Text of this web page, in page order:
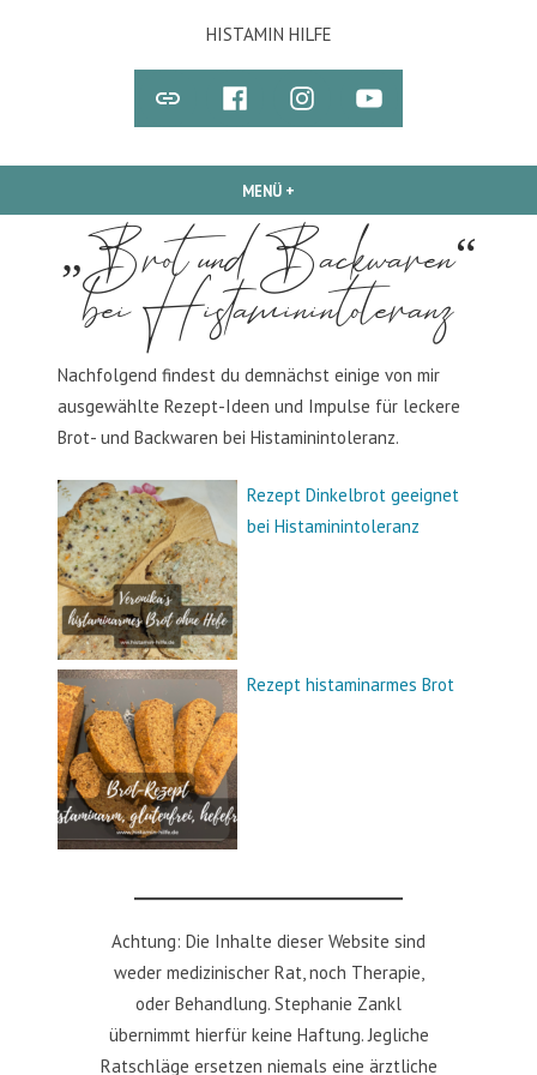
HISTAMIN HILFE
MENÜ +
NewsletterSTEFFISInstagramYoutube
„Brot und Backwaren“
bei Histaminintoleranz
Nachfolgend findest du demnächst einige von mir
ausgewählte Rezept-Ideen und Impulse für leckere
Brot- und Backwaren bei Histaminintoleranz.
Rezept Dinkelbrot geeignet
bei Histaminintoleranz
Rezept histaminarmes Brot
Achtung: Die Inhalte dieser Website sind
weder medizinischer Rat, noch Therapie,
oder Behandlung. Stephanie Zankl
übernimmt hierfür keine Haftung. Jegliche
Ratschläge ersetzen niemals eine ärztliche